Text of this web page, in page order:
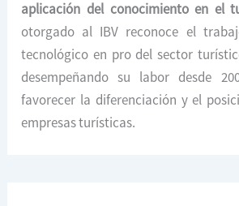
aplicación del conocimiento en el
otorgado al IBV reconoce el
tecnológico en pro del sector
desempeñando su labor desde
favorecer la diferenciación y el
empresas turísticas.